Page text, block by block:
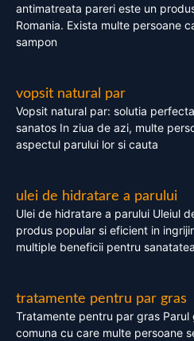
antimatreata pareri este un
Romania. Exista multe persoane
sampon
vopsit natural par
Vopsit natural par: solutia
sanatos In ziua de azi, multe
aspectul parului lor si cauta
ulei de hidratare a parului
Ulei de hidratare a parului Uleiul
produs popular si eficient in
multiple beneficii pentru sanatatea
tratamente pentru par gras
Tratamente pentru par gras
comuna cu care multe persoane